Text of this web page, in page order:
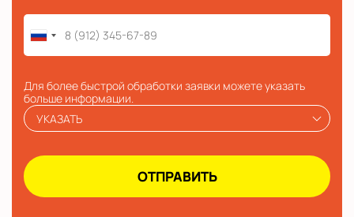
Для более быстрой обработки заявки можете указать
больше информации.
УКАЗАТЬ